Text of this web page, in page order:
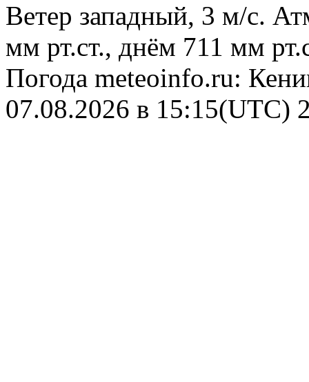
Ветер западный, 3 м/с.
мм рт.ст., днём 711 мм
Погода meteoinfo.ru:
07.08.2026 в 15:15(UTC)